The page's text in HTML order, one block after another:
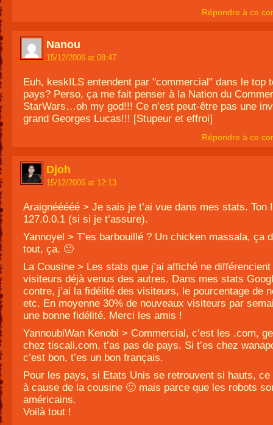
Répondre à ce
Nanou
15/12/2006 at 08:47
Euh, keskILS entendent par "commercial" dans le top
pays? Perso, ça me fait penser à la Nation du
StarWars…oh my god!!! Ce n’est peut-être pas une
grand Georges Lucas!!! [Stupeur et effroi]
Répondre à ce
Djoh
15/12/2006 at 12:13
Araignééééé > Je sais je t’ai vue dans mes stats. Ton
127.0.0.1 (si si je t’assure).
Yannoyel > T’es barbouillé ? Un chicken massala, ça
tout, ça. 🙂
La Cousine > Les stats que j’ai affiché ne
visiteurs déjà venus des autres. Dans mes stats
contre, j’ai la fidélité des visiteurs, le pourcentage de
etc. En moyenne 30% de nouveaux visiteurs par
une bonne fidélité. Merci les amis !
YannoubiWan Kenobi > Commercial, c’est les .com,
chez tiscali.com, t’as pas de pays. Si t’es chez
c’est bon, t’es un bon français.
Pour les pays, si Etats Unis se retrouvent si hauts, ce
à cause de la cousine 🙂 mais parce que les robots
américains.
Voilà tout !